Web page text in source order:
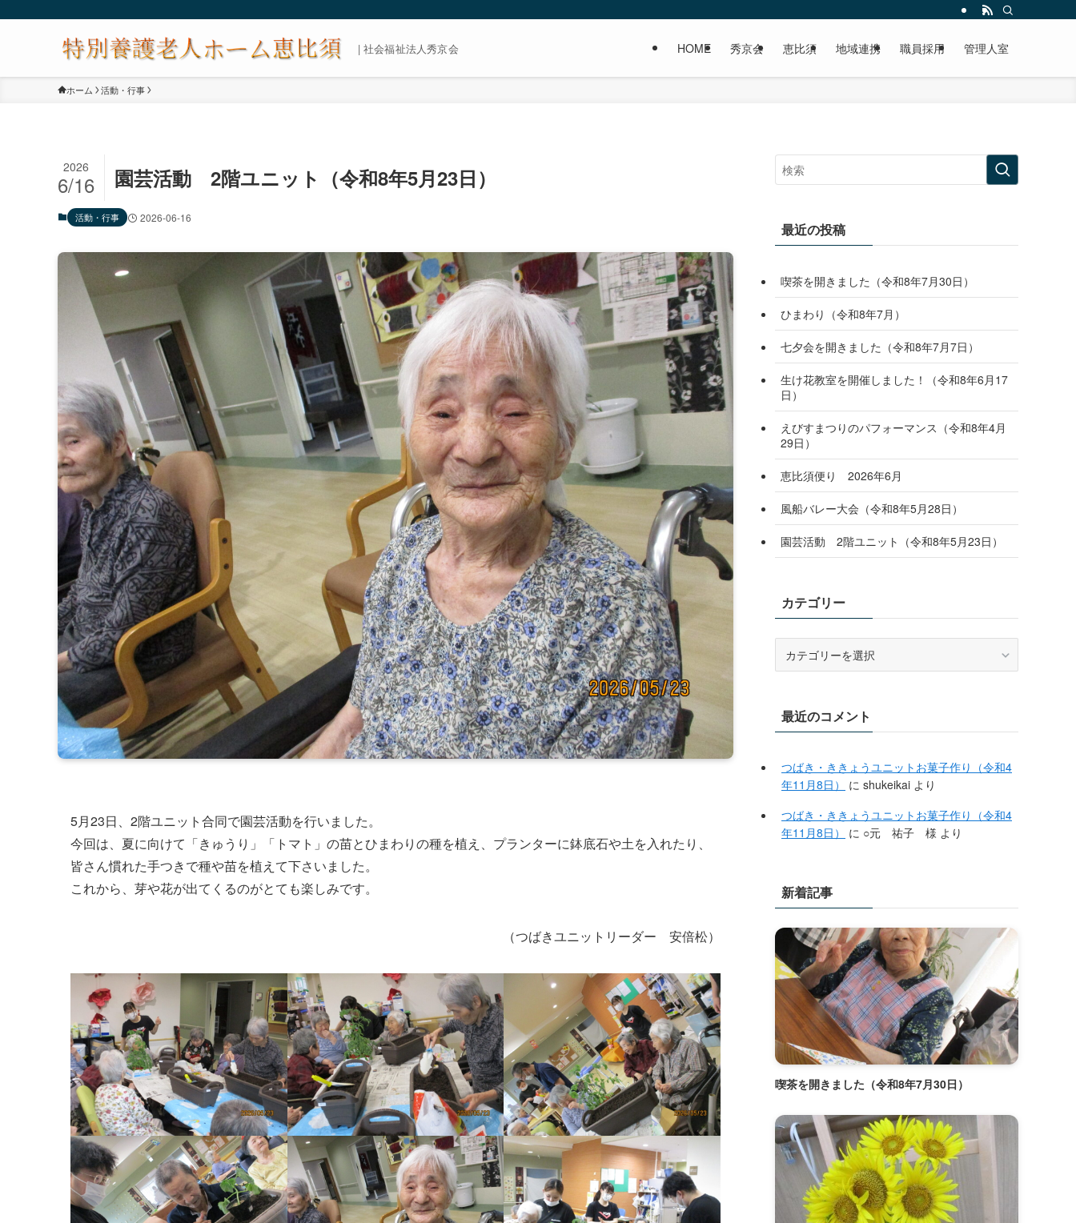
| 社会福祉法人秀京会 HOME 秀京会 恵比須 地域連携 職員採用 管理人室
ホーム 活動・行事
園芸活動 2階ユニット（令和8年5月23日）
2026
6/16
活動・行事 2026-06-16
5月23日、2階ユニット合同で園芸活動を行いました。
今回は、夏に向けて「きゅうり」「トマト」の苗とひまわりの種を植え、プランターに鉢底石や土を入れたり、
皆さん慣れた手つきで種や苗を植えて下さいました。
これから、芽や花が出てくるのがとても楽しみです。
（つばきユニットリーダー 安倍松）
最近の投稿
喫茶を開きました（令和8年7月30日）
ひまわり（令和8年7月）
七夕会を開きました（令和8年7月7日）
生け花教室を開催しました！（令和8年6月17
日）
えびすまつりのパフォーマンス（令和8年4月
29日）
恵比須便り 2026年6月
風船バレー大会（令和8年5月28日）
園芸活動 2階ユニット（令和8年5月23日）
カテゴリー
ー
最近のコメント
つばき・ききょうユニットお菓子作り（令和4
年11月8日）
に shukeikai より
つばき・ききょうユニットお菓子作り（令和4
年11月8日）
に ○元 祐子 様 より
新着記事
喫茶を開きました（令和8年7月30日）